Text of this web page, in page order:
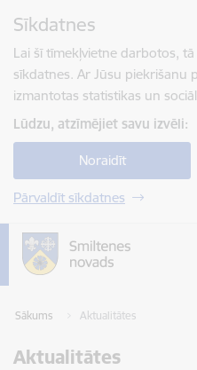
Sīkdatnes
Lai šī tīmekļvietne darbotos,
sīkdatnes. Ar Jūsu piekrišanu
izmantotas statistikas un
Lūdzu, atzīmējiet savu izvēli:
Noraidīt
Pārvaldīt sīkdatnes
Sākums Aktualitātes
Aktualitātes